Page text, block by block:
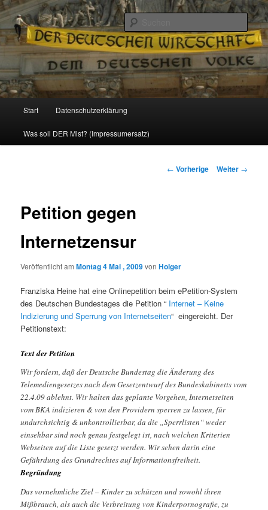
Reizzentrum
Politik, Wirtschaft, Soziales und Gesellschaft
Zum
Inhalt
Start Datenschutzerklärung
Was soll DER Mist? (Impressumersatz)
Beitrags-
← Vorherige Weiter →
Petition gegen
Internetzensur
Veröffentlicht amMontag 4 Mai , 2009vonHolger
Franziska Heine hat eine Onlinepetition beim ePetition-System
des Deutschen Bundestages die Petition “ Internet – Keine
Indizierung und Sperrung von Internetseiten“ eingereicht. Der
Petitionstext:
Text der Petition
Wir fordern, daß der Deutsche Bundestag die Änderung des
Telemediengesetzes nach dem Gesetzentwurf des Bundeskabinetts vom
22.4.09 ablehnt. Wir halten das geplante Vorgehen, Internetseiten
vom BKA indizieren & von den Providern sperren zu lassen, für
undurchsichtig & unkontrollierbar, da die „Sperrlisten“ weder
einsehbar sind noch genau festgelegt ist, nach welchen Kriterien
Webseiten auf die Liste gesetzt werden. Wir sehen darin eine
Gefährdung des Grundrechtes auf Informationsfreiheit.
Begründung
Das vornehmliche Ziel – Kinder zu schützen und sowohl ihren
Mißbrauch, als auch die Verbreitung von Kinderpornografie, zu